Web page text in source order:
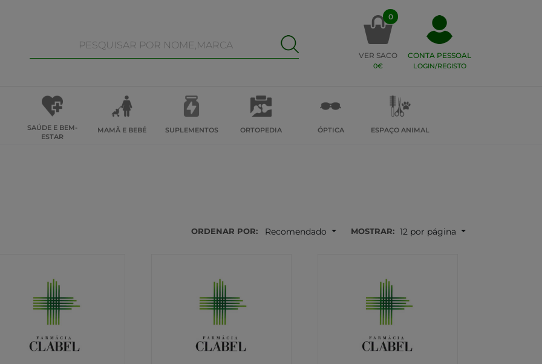
0
VER SACO
0€
CONTA PESSOAL
LOGIN/REGISTO
SAÚDE E BEM-
ESTAR
MAMÃ E BEBÉ SUPLEMENTOS ORTOPEDIA ÓPTICA ESPAÇO ANIMAL
ORDENAR POR: Recomendado MOSTRAR: 12 por página